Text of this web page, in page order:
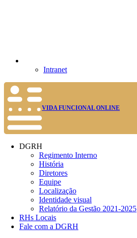
Intranet
VIDA FUNCIONAL ONLINE
DGRH
Regimento Interno
História
Diretores
Equipe
Localização
Identidade visual
Relatório da Gestão 2021-2025
RHs Locais
Fale com a DGRH